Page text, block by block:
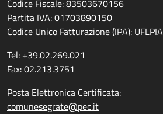
Codice Fiscale: 83503670156
Partita IVA: 01703890150
Codice Unico Fatturazione (IPA): UFLPIA
Tel: +39.02.269.021
Fax: 02.213.3751
Posta Elettronica Certificata:
comunesegrate@pec.it